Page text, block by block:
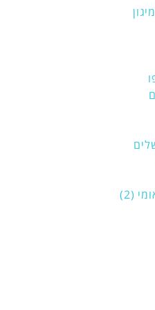
(2)